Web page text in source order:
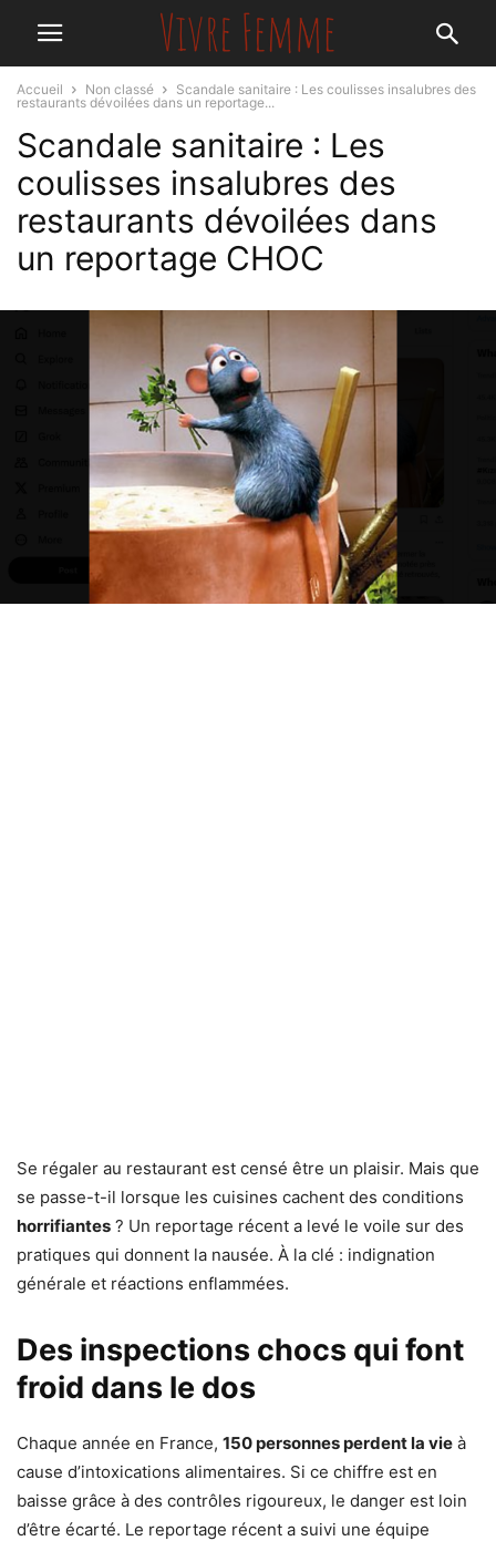
Accueil Non classé
Scandale sanitaire : Les coulisses insalubres des
restaurants dévoilées dans un reportage...
Scandale sanitaire : Les
coulisses insalubres des
restaurants dévoilées dans
un reportage CHOC
Se régaler au restaurant est censé être un plaisir. Mais que
se passe-t-il lorsque les cuisines cachent des conditions
horrifiantes ? Un reportage récent a levé le voile sur des
pratiques qui donnent la nausée. À la clé : indignation
générale et réactions enflammées.
Des inspections chocs qui font
froid dans le dos
Chaque année en France, 150 personnes perdent la vie à
cause d’intoxications alimentaires. Si ce chiffre est en
baisse grâce à des contrôles rigoureux, le danger est loin
d’être écarté. Le reportage récent a suivi une équipe